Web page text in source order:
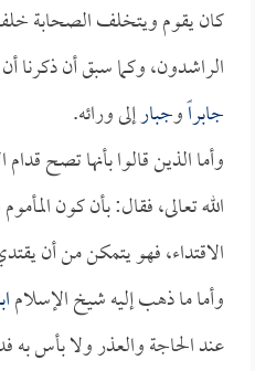
كان يقوم ويتخلف الصحابة
الراشدون، وكما سبق أن ذكرنا
جابراًوجبارإلى ورائه.
وأما الذين قالوا بأنها تصح قدام
الله تعالى، فقال: بأن كون
الاقتداء، فهو يتمكن من أن
وأما ما ذهب إليه شيخ الإسلام
عند الحاجة والعذر ولا بأس به